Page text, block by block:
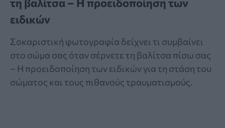
ειδικών
Σοκαριστική φωτογραφία δείχνει τι συμβαίνει
στο σώμα σας όταν σέρνετε τη βαλίτσα πίσω σας
– Η προειδοποίηση των ειδικών για τη στάση του
σώματος και τους πιθανούς τραυματισμούς.